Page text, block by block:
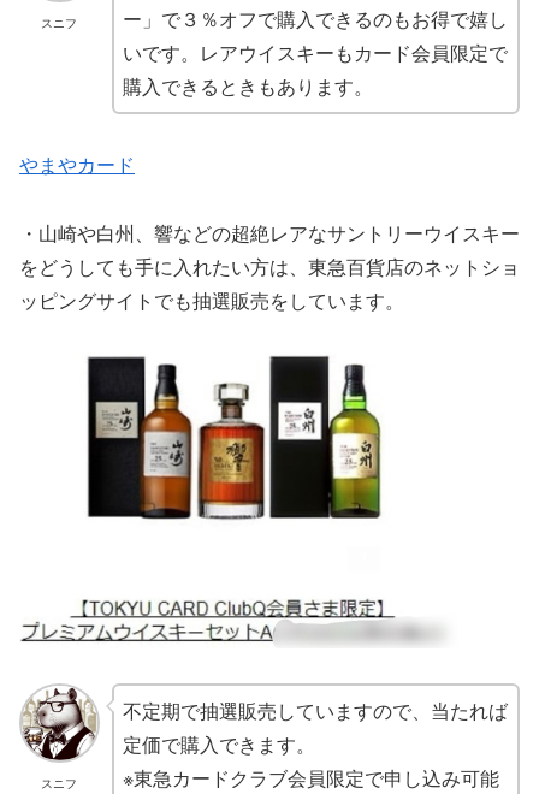
スニフ
ー」で３％オフで購入できるのもお得で嬉し
いです。レアウイスキーもカード会員限定で
購入できるときもあります。
やまやカード
・山崎や白州、響などの超絶レアなサントリーウイスキー
をどうしても手に入れたい方は、東急百貨店のネットショ
ッピングサイトでも抽選販売をしています。
スニフ
不定期で抽選販売していますので、当たれば
定価で購入できます。
※東急カードクラブ会員限定で申し込み可能